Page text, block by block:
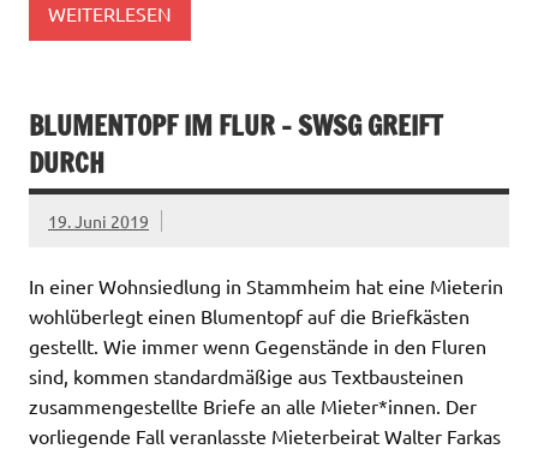
WEITERLESEN
BLUMENTOPF IM FLUR – SWSG GREIFT
DURCH
19. Juni 2019
In einer Wohnsiedlung in Stammheim hat eine Mieterin
wohlüberlegt einen Blumentopf auf die Briefkästen
gestellt. Wie immer wenn Gegenstände in den Fluren
sind, kommen standardmäßige aus Textbausteinen
zusammengestellte Briefe an alle Mieter*innen. Der
vorliegende Fall veranlasste Mieterbeirat Walter Farkas